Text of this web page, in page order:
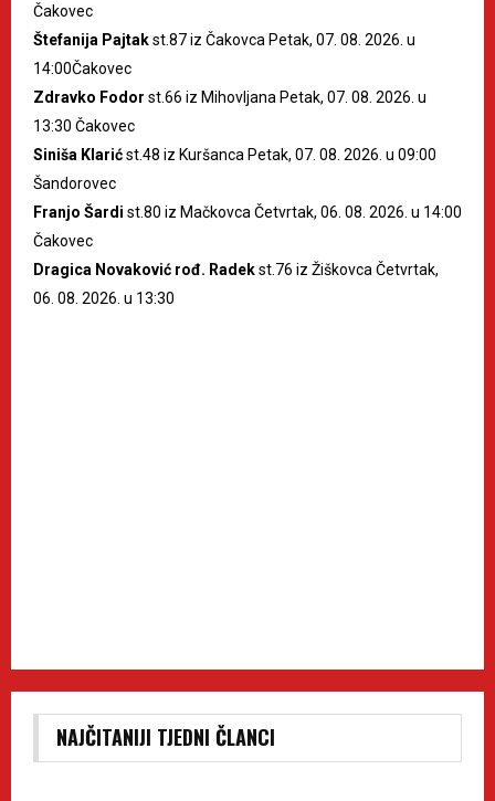
Čakovec
Štefanija Pajtakst.87 iz Čakovca Petak, 07. 08. 2026. u
14:00Čakovec
Zdravko Fodor st.66 iz Mihovljana Petak, 07. 08. 2026. u
13:30 Čakovec
Siniša Klarićst.48 iz Kuršanca Petak, 07. 08. 2026. u 09:00
Šandorovec
Franjo Šardi st.80 iz Mačkovca Četvrtak, 06. 08. 2026. u 14:00
Čakovec
Dragica Novaković rođ. Radekst.76 iz Žiškovca Četvrtak,
06. 08. 2026. u 13:30
NAJČITANIJI TJEDNI ČLANCI